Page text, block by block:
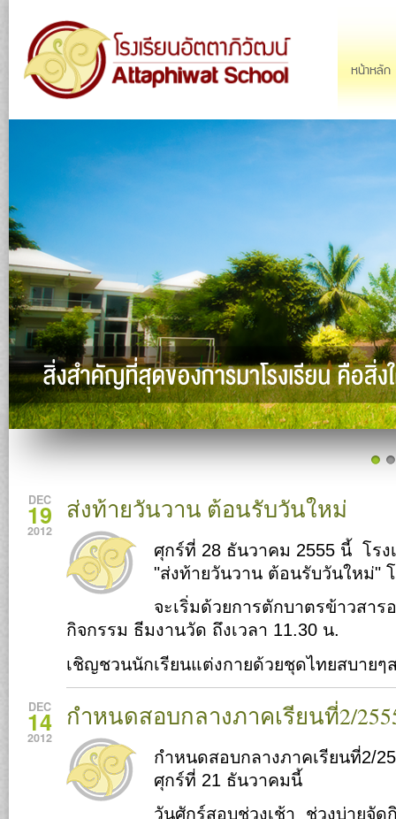
หน้าหลัก
DEC
19
2012
ส่งท้ายวันวาน ต้อนรับวันใหม่
ศุกร์ที่ 28 ธันวาคม 2555 นี้ โรง
"ส่งท้ายวันวาน ต้อนรับวันใหม่"
จะเริ่มด้วยการตักบาตรข้าวสา
กิจกรรม ธีมงานวัด ถึงเวลา 11.30 น.
เชิญชวนนักเรียนแต่งกายด้วยชุดไทยสบาย
DEC
14
2012
กำหนดสอบกลางภาคเรียนที่2/
กำหนดสอบกลางภาคเรียนที่2/
ศุกร์ที่ 21 ธันวาคมนี้
วันศุักร์สอบช่วงเช้า ช่วงบ่ายจัด